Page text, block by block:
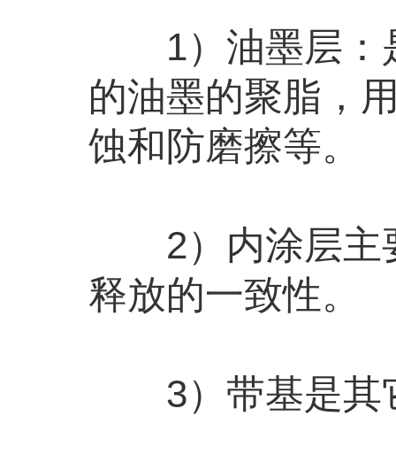
1）油墨层：是
的油墨的聚脂，
蚀和防磨擦等。
2）内涂层主要
释放的一致性。
3）带基是其它